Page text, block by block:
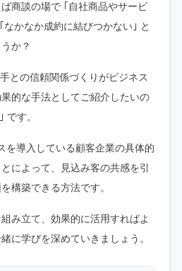
商談の場で ｢自社商品やサービ
かなか成約に結びつかない｣ と
か？
との信頼関係づくりがビジネス
的な手法としてご紹介したいの
です。
を導入している顧客企業の具体的
によって、見込み客の共感を引
構築できる方法です。
み立て、効果的に活用すればよ
に学びを深めていきましょう。